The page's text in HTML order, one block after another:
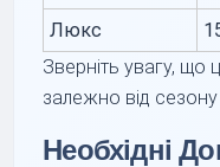
Люкс
Зверніть увагу, що
залежно від сезону
Необхідні